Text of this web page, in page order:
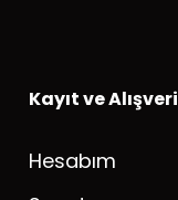
Kayıt ve
Hesabım